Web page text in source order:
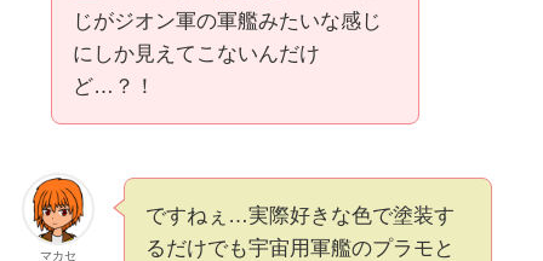
じがジオン軍の軍艦みたいな感じ
にしか見えてこないんだけ
ど…？！
マカセ
ですねぇ…実際好きな色で塗装す
るだけでも宇宙用軍艦のプラモと